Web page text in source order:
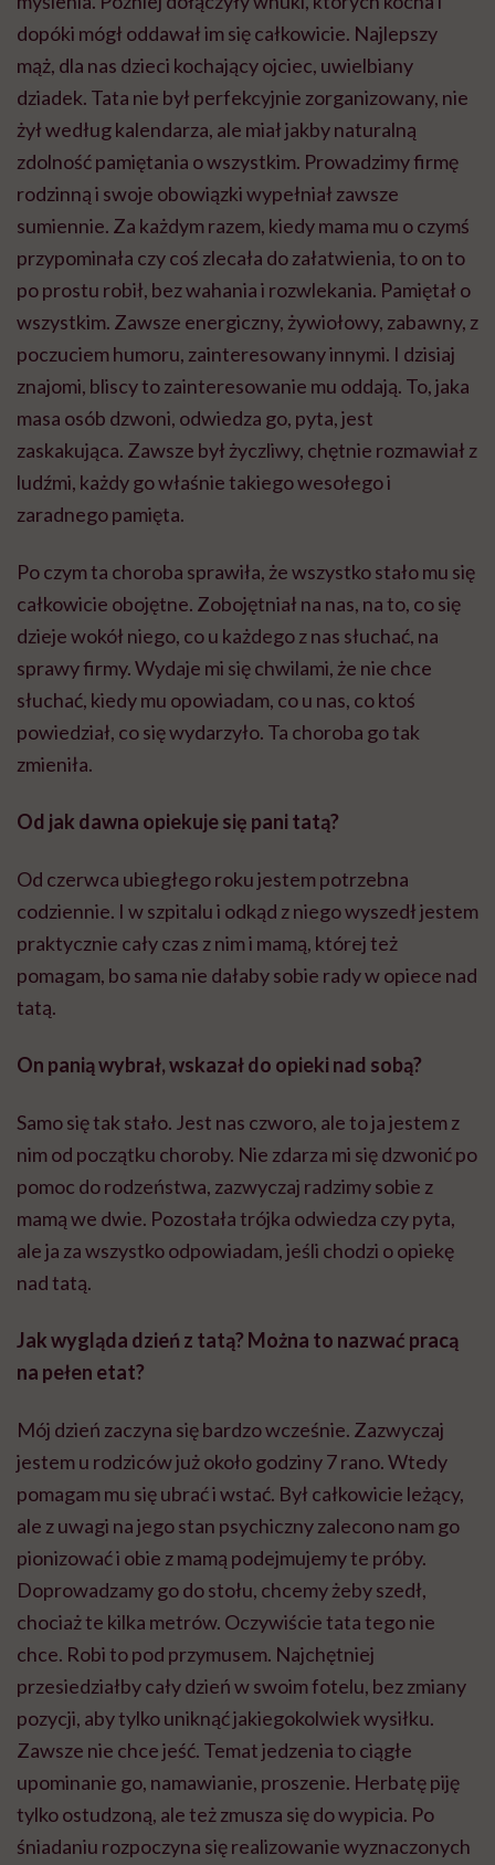
dopóki mógł oddawał im się całkowicie. Najlepszy
mąż, dla nas dzieci kochający ojciec, uwielbiany
dziadek. Tata nie był perfekcyjnie zorganizowany, nie
żył według kalendarza, ale miał jakby naturalną
zdolność pamiętania o wszystkim. Prowadzimy firmę
rodzinną i swoje obowiązki wypełniał zawsze
sumiennie. Za każdym razem, kiedy mama mu o czymś
przypominała czy coś zlecała do załatwienia, to on to
po prostu robił, bez wahania i rozwlekania. Pamiętał o
wszystkim. Zawsze energiczny, żywiołowy, zabawny, z
poczuciem humoru, zainteresowany innymi. I dzisiaj
znajomi, bliscy to zainteresowanie mu oddają. To, jaka
masa osób dzwoni, odwiedza go, pyta, jest
zaskakująca. Zawsze był życzliwy, chętnie rozmawiał z
ludźmi, każdy go właśnie takiego wesołego i
zaradnego pamięta.
Po czym ta choroba sprawiła, że wszystko stało mu się
całkowicie obojętne. Zobojętniał na nas, na to, co się
dzieje wokół niego, co u każdego z nas słuchać, na
sprawy firmy. Wydaje mi się chwilami, że nie chce
słuchać, kiedy mu opowiadam, co u nas, co ktoś
powiedział, co się wydarzyło. Ta choroba go tak
zmieniła.
Od jak dawna opiekuje się pani tatą?
Od czerwca ubiegłego roku jestem potrzebna
codziennie. I w szpitalu i odkąd z niego wyszedł jestem
praktycznie cały czas z nim i mamą, której też
pomagam, bo sama nie dałaby sobie rady w opiece nad
tatą.
On panią wybrał, wskazał do opieki nad sobą?
Samo się tak stało. Jest nas czworo, ale to ja jestem z
nim od początku choroby. Nie zdarza mi się dzwonić po
pomoc do rodzeństwa, zazwyczaj radzimy sobie z
mamą we dwie. Pozostała trójka odwiedza czy pyta,
ale ja za wszystko odpowiadam, jeśli chodzi o opiekę
nad tatą.
Jak wygląda dzień z tatą? Można to nazwać pracą
na pełen etat?
Mój dzień zaczyna się bardzo wcześnie. Zazwyczaj
jestem u rodziców już około godziny 7 rano. Wtedy
pomagam mu się ubrać i wstać. Był całkowicie leżący,
ale z uwagi na jego stan psychiczny zalecono nam go
pionizować i obie z mamą podejmujemy te próby.
Doprowadzamy go do stołu, chcemy żeby szedł,
chociaż te kilka metrów. Oczywiście tata tego nie
chce. Robi to pod przymusem. Najchętniej
przesiedziałby cały dzień w swoim fotelu, bez zmiany
pozycji, aby tylko uniknąć jakiegokolwiek wysiłku.
Zawsze nie chce jeść. Temat jedzenia to ciągłe
upominanie go, namawianie, proszenie. Herbatę piję
tylko ostudzoną, ale też zmusza się do wypicia. Po
śniadaniu rozpoczyna się realizowanie wyznaczonych